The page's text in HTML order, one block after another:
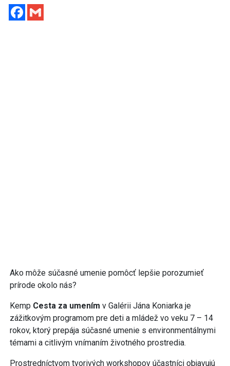
Facebook
Ako môže súčasné umenie pomôcť lepšie porozumieť
prírode okolo nás?
Kemp Cesta za umením v Galérii Jána Koniarka je
zážitkovým programom pre deti a mládež vo veku 7 – 14
rokov, ktorý prepája súčasné umenie s environmentálnymi
témami a citlivým vnímaním životného prostredia.
Prostredníctvom tvorivých workshopov účastníci objavujú